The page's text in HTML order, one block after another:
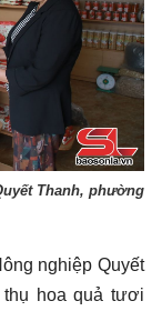
Thanh, phường
nghiệp Quyết
hoa quả tươi